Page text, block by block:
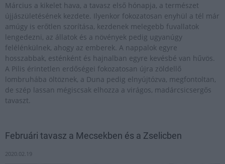
Március a kikelet hava, a tavasz első hónapja, a természet
újjászületésének kezdete. Ilyenkor fokozatosan enyhül a tél már
amúgy is erőtlen szorítása, kezdenek melegebb fuvallatok
lengedezni, az állatok és a növények pedig ugyanúgy
felélénkülnek, ahogy az emberek. A nappalok egyre
hosszabbak, esténként és hajnalban egyre kevésbé van hűvös.
A Pilis érintetlen erdőségei fokozatosan újra zöldellő
lombruhába öltöznek, a Duna pedig elnyújtózva, megfontoltan,
de szép lassan mégiscsak elhozza a virágos, madárcsicsergős
tavaszt.
Februári tavasz a Mecsekben és a Zselicben
2020.02.19